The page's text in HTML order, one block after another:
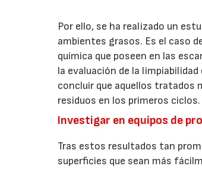
Por ello, se ha realizado un
ambientes grasos. Es el caso
química que poseen en las
la evaluación de la
concluir que aquellos tratados
residuos en los primeros ciclos.
Investigar en equipos de
Tras estos resultados tan
superficies que sean más